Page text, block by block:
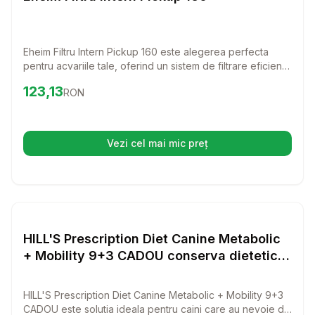
Eheim Filtru Intern Pickup 160 este alegerea perfecta
pentru acvariile tale, oferind un sistem de filtrare eficient
acest filtru asigura o apa curata si sanatoasa pentru pestii
Preț:123.13
123,13RON
Vezi cel mai mic preț(se deschide într-o filă nouă)
Diverse
HILL'S Prescription Diet Canine Metabolic
+ Mobility 9+3 CADOU conserva dietetica
mobilitate
HILL'S Prescription Diet Canine Metabolic + Mobility 9+3
CADOU este solutia ideala pentru caini care au nevoie de